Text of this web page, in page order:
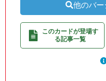
他のバー
このカードが登場す
る記事一覧